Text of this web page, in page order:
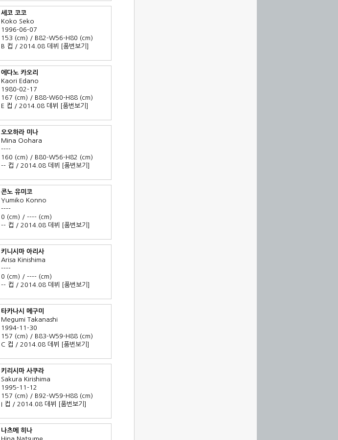
세코 코코
Koko Seko
1996-06-07
153 (cm) / B82-W56-H80 (cm)
B 컵 / 2014.08 데뷔
[품번보기]
에다노 카오리
Kaori Edano
1980-02-17
167 (cm) / B88-W60-H88 (cm)
E 컵 / 2014.08 데뷔
[품번보기]
오오하라 미나
Mina Oohara
----
160 (cm) / B80-W56-H82 (cm)
-- 컵 / 2014.08 데뷔
[품번보기]
콘노 유미코
Yumiko Konno
----
0 (cm) / ---- (cm)
-- 컵 / 2014.08 데뷔
[품번보기]
키니시마 아리사
Arisa Kinishima
----
0 (cm) / ---- (cm)
-- 컵 / 2014.08 데뷔
[품번보기]
타카나시 메구미
Megumi Takanashi
1994-11-30
157 (cm) / B83-W59-H88 (cm)
C 컵 / 2014.08 데뷔
[품번보기]
키리시마 사쿠라
Sakura Kirishima
1995-11-12
157 (cm) / B92-W59-H88 (cm)
I 컵 / 2014.08 데뷔
[품번보기]
나츠메 히나